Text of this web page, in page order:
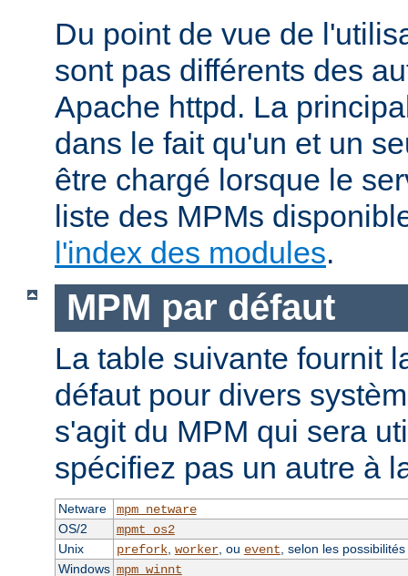
Du point de vue de
sont pas différents des
Apache httpd. La
dans le fait qu'un et un
être chargé lorsque le
liste des MPMs
l'index des modules.
MPM par défaut
La table suivante fournit
défaut pour divers
s'agit du MPM qui sera
spécifiez pas un autre à
Netware
mpm_netware
OS/2
mpmt_os2
Unix
prefork, worker, ou event , selon les
Windows mpm_winnt